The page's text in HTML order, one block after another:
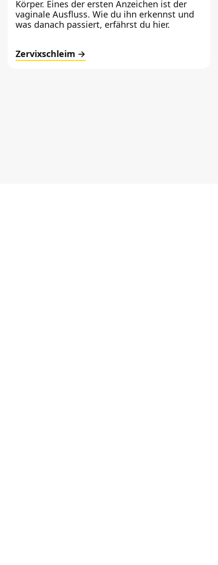
Körper. Eines der ersten Anzeichen ist der
vaginale Ausfluss. Wie du ihn erkennst und
was danach passiert, erfährst du hier.
Zervixschleim